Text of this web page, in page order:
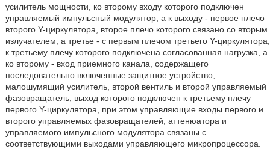
усилитель мощности, ко второму входу которого подключен
управляемый импульсный модулятор, а к выходу - первое плечо
второго Y-циркулятора, второе плечо которого связано со вторым
излучателем, а третье - с первым плечом третьего Y-циркулятора,
к третьему плечу которого подключена согласованная нагрузка, а
ко второму - вход приемного канала, содержащего
последовательно включенные защитное устройство,
малошумящий усилитель, второй вентиль и второй управляемый
фазовращатель, выход которого подключен к третьему плечу
первого Y-циркулятора, при этом управляющие входы первого и
второго управляемых фазовращателей, аттенюатора и
управляемого импульсного модулятора связаны с
соответствующими выходами управляющего микропроцессора.